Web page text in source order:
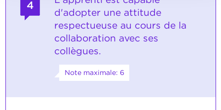
4
d'adopter une attitude
respectueuse au cours de la
collaboration avec ses
collègues.
Note maximale: 6